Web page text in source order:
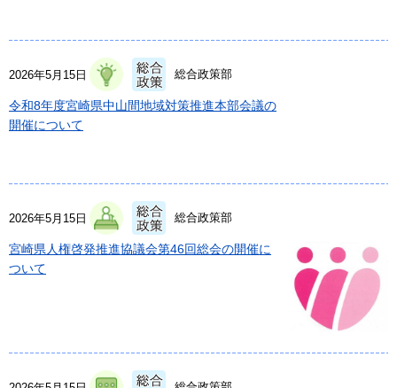
2026年5月15日 総合政策部
令和8年度宮崎県中山間地域対策推進本部会議の
開催について
2026年5月15日 総合政策部
宮崎県人権啓発推進協議会第46回総会の開催に
ついて